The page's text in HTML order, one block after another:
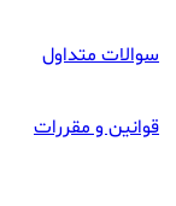
سوالات متداول
قوانین و مقررات